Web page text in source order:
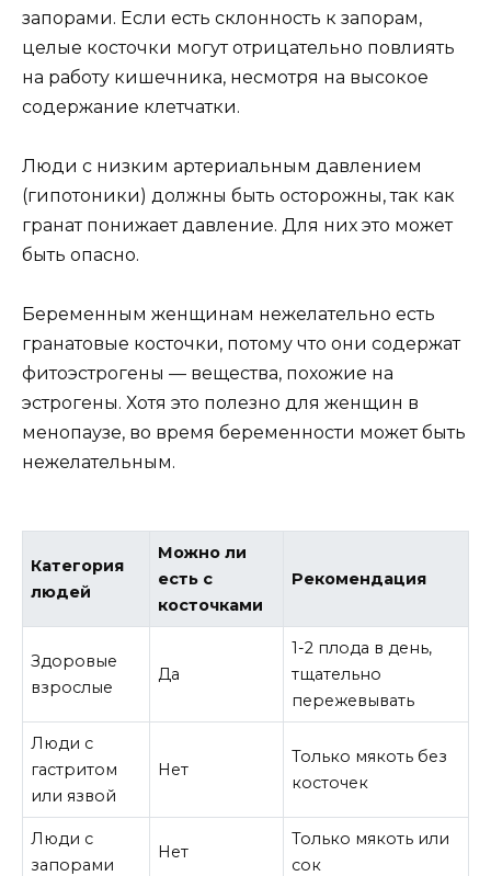
запорами. Если есть склонность к запорам,
целые косточки могут отрицательно повлиять
на работу кишечника, несмотря на высокое
содержание клетчатки.
Люди с низким артериальным давлением
(гипотоники) должны быть осторожны, так как
гранат понижает давление. Для них это может
быть опасно.
Беременным женщинам нежелательно есть
гранатовые косточки, потому что они содержат
фитоэстрогены — вещества, похожие на
эстрогены. Хотя это полезно для женщин в
менопаузе, во время беременности может быть
нежелательным.
Категория
людей
Можно ли
есть с
косточками
Рекомендация
Здоровые
взрослые
Да
1-2 плода в день,
тщательно
пережевывать
Люди с
гастритом
или язвой
Нет
Только мякоть без
косточек
Люди с
запорами
Нет
Только мякоть или
сок